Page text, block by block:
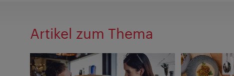
Artikel zum Thema